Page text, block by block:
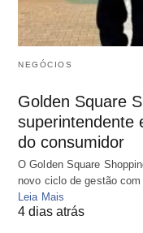
NEGÓCIOS
Golden Square
superintendente
do consumidor
O Golden Square
novo ciclo de gestão
Leia Mais
4 dias atrás